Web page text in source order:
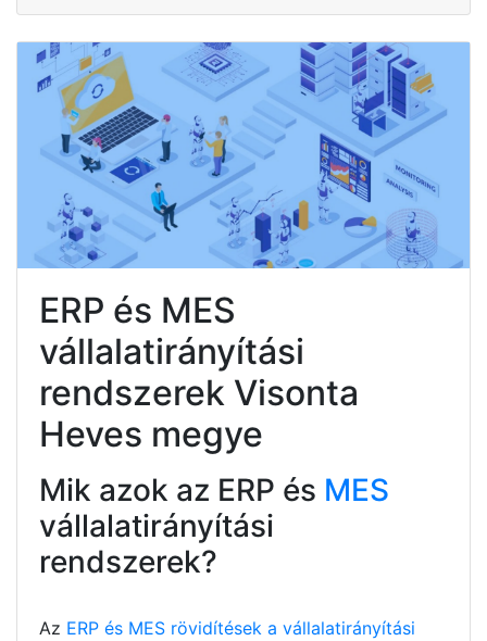
ERP és MES
vállalatirányítási
rendszerek Visonta
Heves megye
Mik azok az ERP és MES
vállalatirányítási
rendszerek?
Az ERP és MES rövidítések a vállalatirányítási